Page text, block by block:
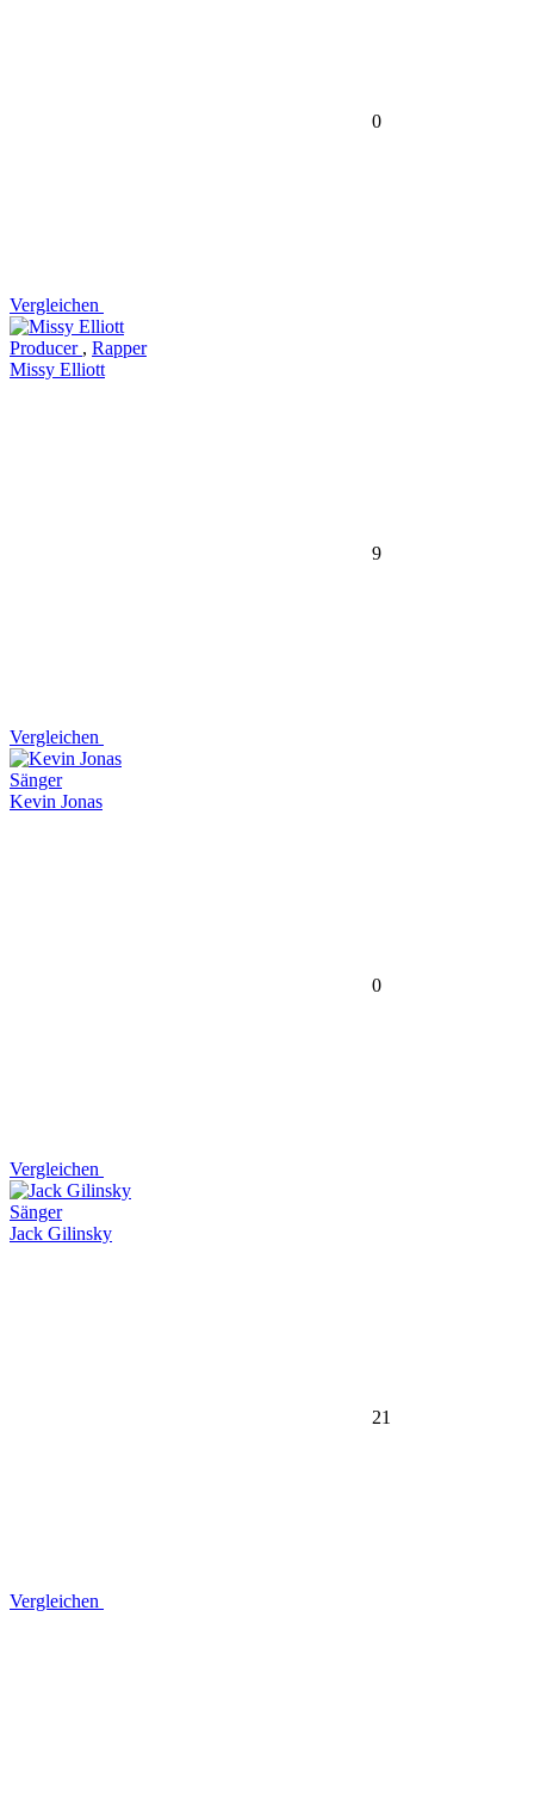
0
Vergleichen
Producer , Rapper
Missy Elliott
9
Vergleichen
Sänger
Kevin Jonas
0
Vergleichen
Sänger
Jack Gilinsky
21
Vergleichen